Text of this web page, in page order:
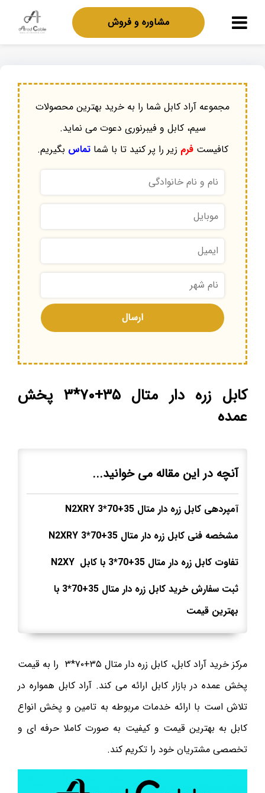
مشاوره و فروش
مجموعه آراد کابل شما را به خرید بهترین محصولات
سیم، کابل و فیبرنوری دعوت می نماید.
کافیستفرم زیر را پر کنید تا با شماتماس بگیریم.
کابل زره دار متال ۳۵+۷۰*۳ پخش
عمده
آنچه در این مقاله می خوانید...
آمپردهی کابل زره دار متال 35
+
70
*3
N2XRY
مشخصه فنی کابل زره دار متال 35
+
70
*3
N2XRY
تفاوت کابل زره دار متال 35
+
70
*3 با کابل N2XY
ثبت سفارش خرید کابل زره دار متال 35
+
70
*3 با
بهترین قیمت
مرکز خرید آراد کابل، کابل زره دار متال ۳۵+۷۰*۳
را به قیمت
پخش عمده در بازار کابل ارائه می کند. آراد کابل همواره در
تلاش است با ارائه خدمات مربوطه به تامین و پخش انواع
کابل به بهترین قیمت و کیفیت به صورت کاملا حرفه ای و
تخصصی مشتریان خود را تکریم کند.